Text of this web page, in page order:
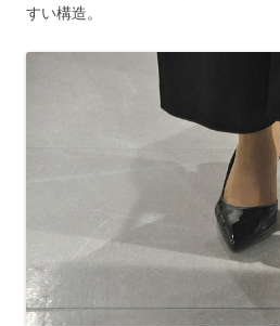
すい構造。